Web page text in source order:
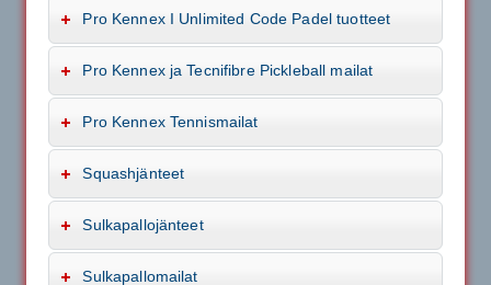
Pro Kennex I Unlimited Code Padel tuotteet
Pro Kennex ja Tecnifibre Pickleball mailat
Pro Kennex Tennismailat
Squashjänteet
Sulkapallojänteet
Sulkapallomailat